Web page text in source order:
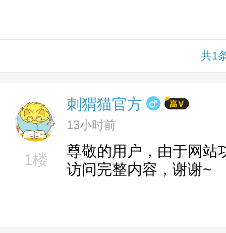
共1
1楼
刺猬猫官方
13小时前
尊敬的用户，由于网站
访问完整内容，谢谢~